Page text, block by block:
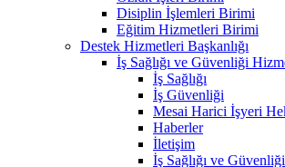
Disiplin İşlemleri Birimi
Eğitim Hizmetleri Birimi
Destek Hizmetleri Başkanlığı
İş Sağlığı ve Güvenliği
İş Sağlığı
İş Güvenliği
Mesai Harici İşyeri
Haberler
İletişim
İş Sağlığı ve